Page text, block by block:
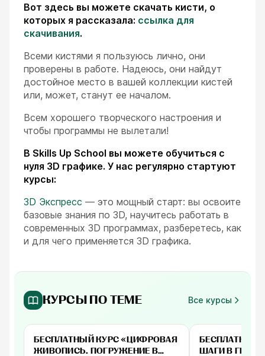
Вот здесь вы можете скачать кисти, о
которых я рассказала: ссылка для
скачивания.
Всеми кистями я пользуюсь лично, они
проверены в работе. Надеюсь, они найдут
достойное место в вашей коллекции кистей
или, может, станут ее началом.
Всем хорошего творческого настроения и
чтобы программы не вылетали!
В Skills Up School вы можете обучиться с
нуля 3D графике. У нас регулярно стартуют
курсы:
3D Экспресс — это мощный старт: вы освоите
базовые знания по 3D, научитесь работать в
современных 3D программах, разберетесь, как
и для чего применяется 3D графика.
КУРСЫ ПО ТЕМЕ Все курсы
Бесплатно
БЕСПЛАТНЫЙ КУРС «‎ЦИФРОВАЯ
ЖИВОПИСЬ. ПОГРУЖЕНИЕ В
Бесплатно
БЕСПЛАТНЫЙ
ШАГИ В